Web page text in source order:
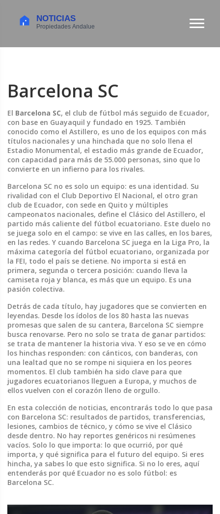
Barcelona SC
El Barcelona SC, el club de fútbol más seguido de Ecuador,
con base en Guayaquil y fundado en 1925. También
conocido como el Astillero, es uno de los equipos con más
títulos nacionales y una hinchada que no solo llena el
Estadio Monumental, el estadio más grande de Ecuador,
con capacidad para más de 55.000 personas, sino que lo
convierte en un infierno para los rivales.
Barcelona SC no es solo un equipo: es una identidad. Su
rivalidad con el Club Deportivo El Nacional, el otro gran
club de Ecuador, con sede en Quito y múltiples
campeonatos nacionales, define el Clásico del Astillero, el
partido más caliente del fútbol ecuatoriano. Este duelo no
se juega solo en el campo: se vive en las calles, en los bares,
en las redes. Y cuando Barcelona SC juega en la Liga Pro, la
máxima categoría del fútbol ecuatoriano, organizada por
la FEI, todo el país se detiene. No importa si está en
primera, segunda o tercera posición: cuando lleva la
camiseta roja y blanca, es más que un equipo. Es una
pasión colectiva.
Detrás de cada título, hay jugadores que se convierten en
leyendas. Desde los ídolos de los 80 hasta las nuevas
promesas que salen de su cantera, Barcelona SC siempre
busca renovarse. Pero no solo se trata de ganar partidos:
se trata de mantener la historia viva. Y eso se ve en cómo
los hinchas responden: con cánticos, con banderas, con
una lealtad que no se rompe ni siquiera en los peores
momentos. El club también ha sido clave para que
jugadores ecuatorianos lleguen a Europa, y muchos de
ellos vuelven con el corazón lleno de orgullo.
En esta colección de noticias, encontrarás todo lo que pasa
con Barcelona SC: resultados de partidos, transferencias,
lesiones, cambios de técnico, y cómo se vive el Clásico
desde dentro. No hay reportes genéricos ni resúmenes
vacíos. Solo lo que importa: lo que ocurrió, por qué
importa, y qué significa para el futuro del equipo. Si eres
hincha, ya sabes lo que esto significa. Si no lo eres, aquí
entenderás por qué Ecuador no es solo fútbol: es
Barcelona SC.